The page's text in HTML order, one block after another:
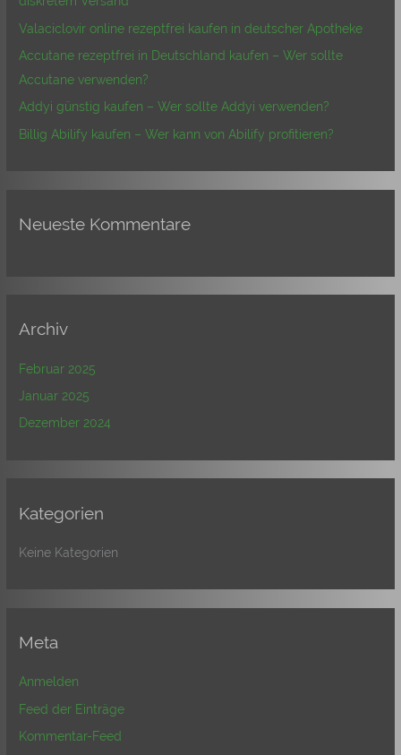
h
:
Valaciclovir online rezeptfrei kaufen in deutscher Apotheke
Accutane rezeptfrei in Deutschland kaufen – Wer sollte
Accutane verwenden?
Addyi günstig kaufen – Wer sollte Addyi verwenden?
Billig Abilify kaufen – Wer kann von Abilify profitieren?
Neueste Kommentare
Archiv
Februar 2025
Januar 2025
Dezember 2024
Kategorien
Keine Kategorien
Meta
Anmelden
Feed der Einträge
Kommentar-Feed